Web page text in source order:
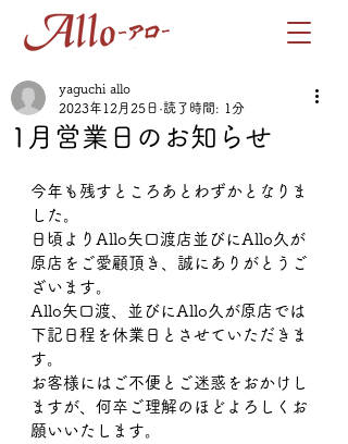
1月営業日のお知らせ
yaguchi allo
2023年12月25日 読了時間: 1分
今年も残すところあとわずかとなりま
した。
日頃よりAllo矢口渡店並びにAllo久が
原店をご愛顧頂き、誠にありがとうご
ざいます。
Allo矢口渡、並びにAllo久が原店では
下記日程を休業日とさせていただきま
す。
お客様にはご不便とご迷惑をおかけし
ますが、何卒ご理解のほどよろしくお
願いいたします。